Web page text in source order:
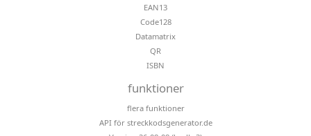
EAN13
Code128
Datamatrix
QR
ISBN
funktioner
flera funktioner
API för streckkodsgenerator.de